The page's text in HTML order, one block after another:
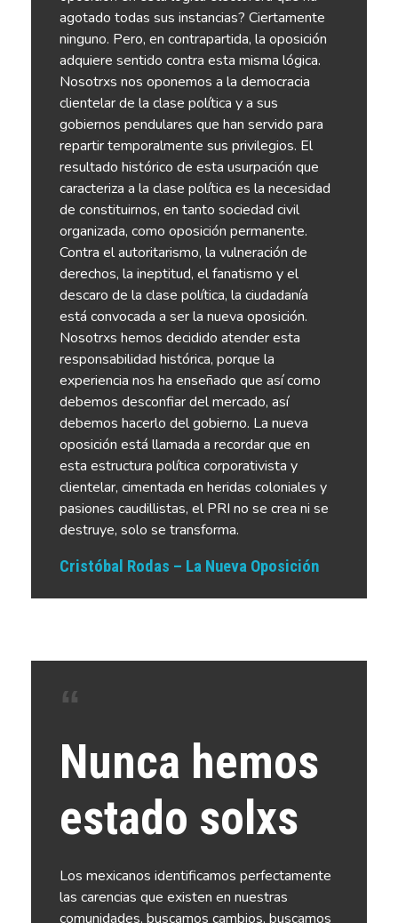
agotado todas sus instancias? Ciertamente
ninguno. Pero, en contrapartida, la oposición
adquiere sentido contra esta misma lógica.
Nosotrxs nos oponemos a la democracia
clientelar de la clase política y a sus
gobiernos pendulares que han servido para
repartir temporalmente sus privilegios. El
resultado histórico de esta usurpación que
caracteriza a la clase política es la necesidad
de constituirnos, en tanto sociedad civil
organizada, como oposición permanente.
Contra el autoritarismo, la vulneración de
derechos, la ineptitud, el fanatismo y el
descaro de la clase política, la ciudadanía
está convocada a ser la nueva oposición.
Nosotrxs hemos decidido atender esta
responsabilidad histórica, porque la
experiencia nos ha enseñado que así como
debemos desconfiar del mercado, así
debemos hacerlo del gobierno. La nueva
oposición está llamada a recordar que en
esta estructura política corporativista y
clientelar, cimentada en heridas coloniales y
pasiones caudillistas, el PRI no se crea ni se
destruye, solo se transforma.
Cristóbal Rodas – La Nueva Oposición
Nunca hemos
estado solxs
Los mexicanos identificamos perfectamente
las carencias que existen en nuestras
comunidades, buscamos cambios, buscamos